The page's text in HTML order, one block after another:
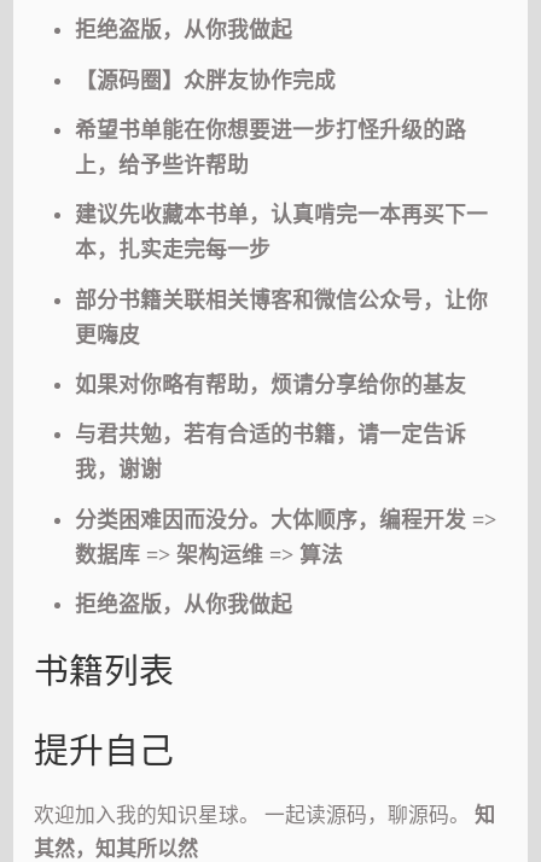
拒绝盗版，从你我做起
【源码圈】众胖友协作完成
希望书单能在你想要进一步打怪升级的路
上，给予些许帮助
建议先收藏本书单，认真啃完一本再买下一
本，扎实走完每一步
部分书籍关联相关博客和微信公众号，让你
更嗨皮
如果对你略有帮助，烦请分享给你的基友
与君共勉，若有合适的书籍，请一定告诉
我，谢谢
分类困难因而没分。大体顺序，编程开发 =>
数据库 => 架构运维 => 算法
拒绝盗版，从你我做起
书籍列表
提升自己
欢迎加入我的知识星球。 一起读源码，聊源码。知
其然，知其所以然